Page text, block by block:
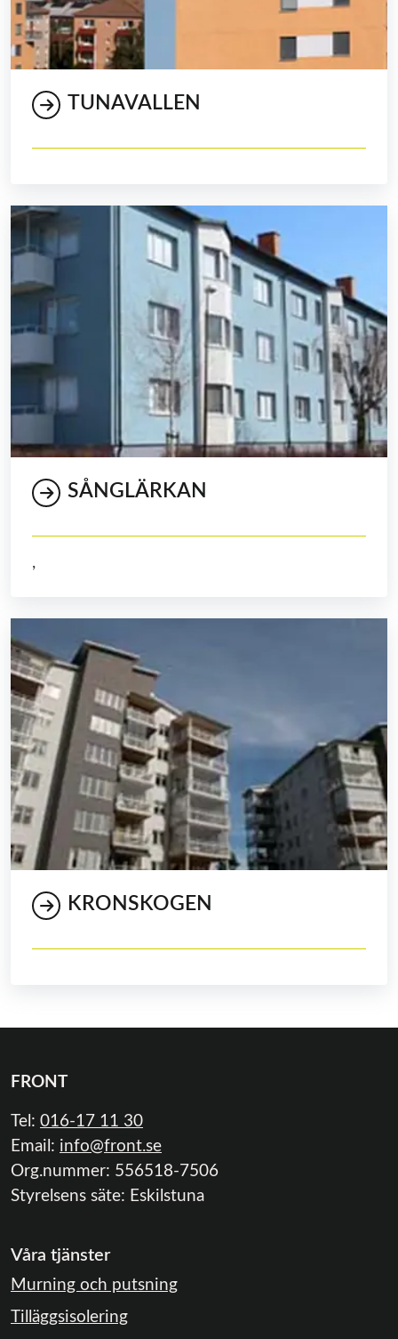
TUNAVALLEN
SÅNGLÄRKAN
,
KRONSKOGEN
FRONT
Tel: 016-17 11 30
Email: info@front.se
Org.nummer: 556518-7506
Styrelsens säte: Eskilstuna
Våra tjänster
Murning och putsning
Tilläggsisolering